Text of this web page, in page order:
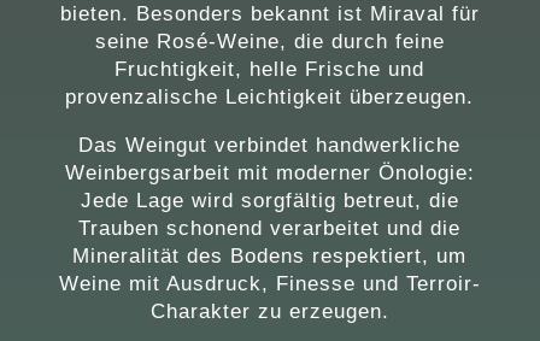
bieten. Besonders bekannt ist Miraval für
seine Rosé-Weine, die durch feine
Fruchtigkeit, helle Frische und
provenzalische Leichtigkeit überzeugen.
Das Weingut verbindet handwerkliche
Weinbergsarbeit mit moderner Önologie:
Jede Lage wird sorgfältig betreut, die
Trauben schonend verarbeitet und die
Mineralität des Bodens respektiert, um
Weine mit Ausdruck, Finesse und Terroir-
Charakter zu erzeugen.